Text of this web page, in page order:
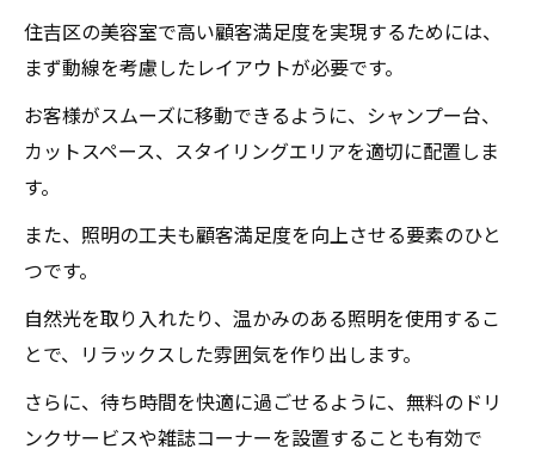
住吉区の美容室で高い顧客満足度を実現するためには、
まず動線を考慮したレイアウトが必要です。
お客様がスムーズに移動できるように、シャンプー台、
カットスペース、スタイリングエリアを適切に配置しま
す。
また、照明の工夫も顧客満足度を向上させる要素のひと
つです。
自然光を取り入れたり、温かみのある照明を使用するこ
とで、リラックスした雰囲気を作り出します。
さらに、待ち時間を快適に過ごせるように、無料のドリ
ンクサービスや雑誌コーナーを設置することも有効で